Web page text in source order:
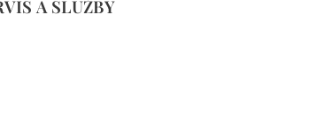
SLUŽBY